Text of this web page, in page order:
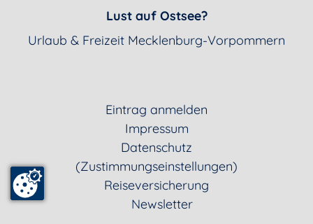
Lust auf Ostsee?
Urlaub & Freizeit Mecklenburg-Vorpommern
Eintrag anmelden
Impressum
Datenschutz
(Zustimmungseinstellungen)
Reiseversicherung
Newsletter